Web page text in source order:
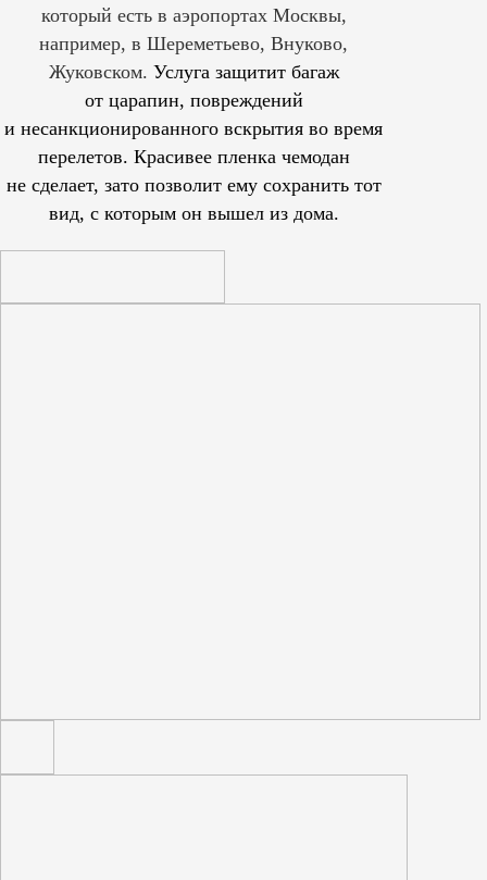
который есть в аэропортах Москвы,
например, в Шереметьево, Внуково,
Жуковском. Услуга защитит багаж
от царапин, повреждений
и несанкционированного вскрытия во время
перелетов. Красивее пленка чемодан
не сделает, зато позволит ему сохранить тот
вид, с которым он вышел из дома.